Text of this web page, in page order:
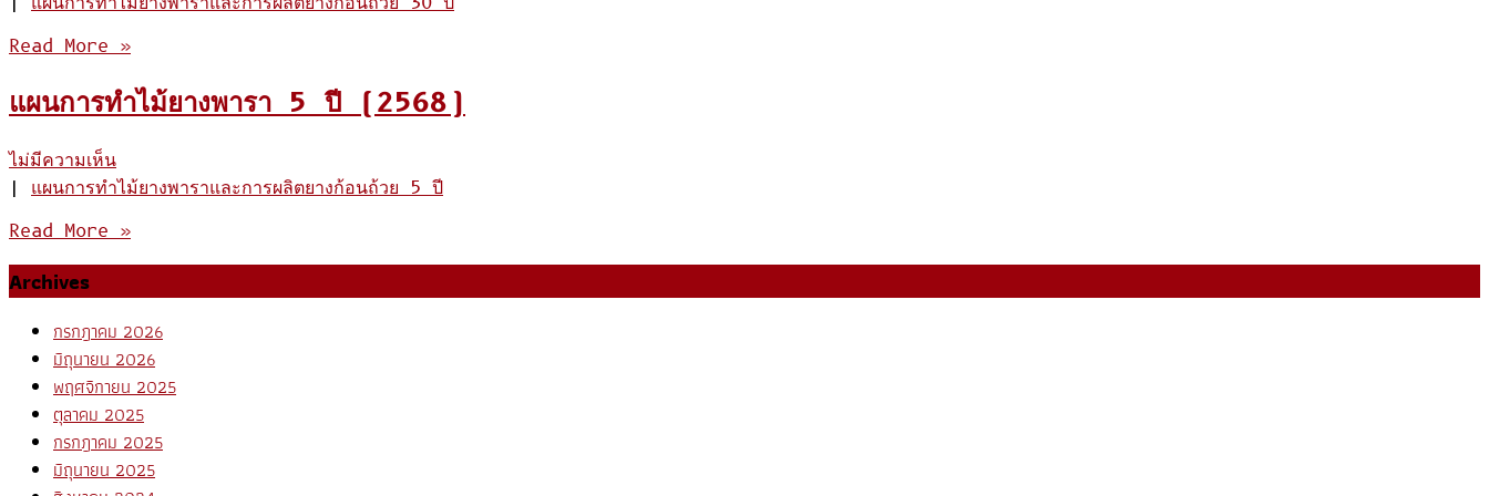
Read More »
แผนการทำไม้ยางพารา 5 ปี (2568)
ไม่มีความเห็น
| แผนการทำไม้ยางพาราและการผลิตยางก้อนถ้วย 5 ปี
Read More »
Archives
กรกฎาคม 2026
มิถุนายน 2026
พฤศจิกายน 2025
ตุลาคม 2025
กรกฎาคม 2025
มิถุนายน 2025